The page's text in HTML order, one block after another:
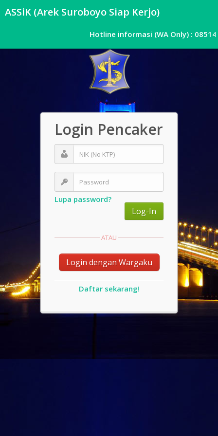
ASSiK (Arek Suroboyo Siap Kerjo)
Hotline informasi (WA Only):
Login Pencaker
Lupa password?
Log-In
ATAU
Login dengan Wargaku
Daftar sekarang!